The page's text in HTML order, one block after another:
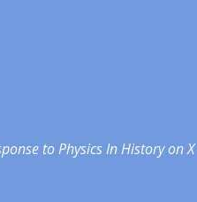
to Physics In History on X